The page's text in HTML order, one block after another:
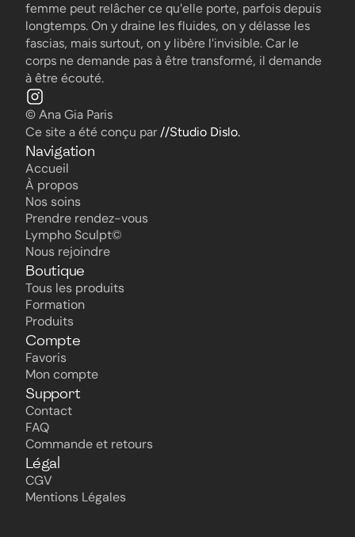
femme peut relâcher ce qu'elle porte, parfois depuis
longtemps. On y draine les fluides, on y délasse les
fascias, mais surtout, on y libère l'invisible. Car le
corps ne demande pas à être transformé, il demande
à être écouté.
© Ana Gia Paris
Ce site a été conçu par //Studio Dislo.
Navigation
Accueil
Accueil
À propos
À propos
Nos soins
Nos soins
Prendre rendez-vous
Prendre rendez-vous
Lympho Sculpt©
Lympho Sculpt©
Nous rejoindre
Nous rejoindre
Boutique
Tous les produits
Tous les produits
Formation
Formation
Produits
Produits
Compte
Favoris
Favoris
Mon compte
Mon compte
Support
Contact
Contact
FAQ
FAQ
Commande et retours
Commande et retours
Légal
CGV
CGV
Mentions Légales